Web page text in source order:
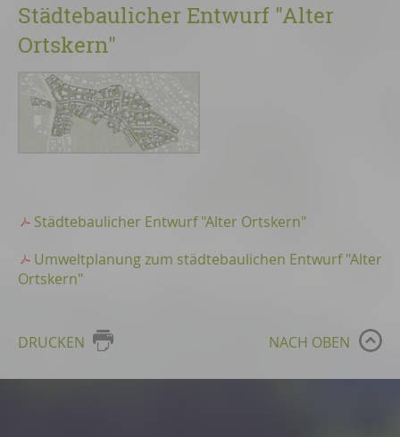
Städtebaulicher Entwurf "Alter
Ortskern"
Städtebaulicher Entwurf "Alter Ortskern"
Umweltplanung zum städtebaulichen Entwurf "Alter
Ortskern"
DRUCKEN NACH OBEN